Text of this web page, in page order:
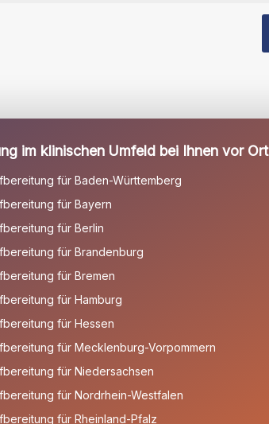
im klinischen Umfeld bei Ihnen vor Ort
für Baden-Württemberg
für Bayern
für Berlin
für Brandenburg
für Bremen
für Hamburg
für Hessen
für Mecklenburg-Vorpommern
für Niedersachsen
für Nordrhein-Westfalen
für Rheinland-Pfalz